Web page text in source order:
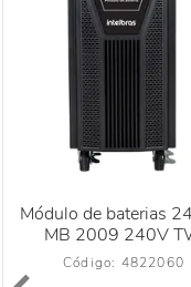
Módulo de baterias
MB 2009 240V
Código: 4822060